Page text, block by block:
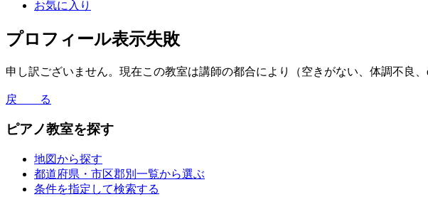
お気に入り
プロフィール表示失敗
申し訳ございません。現在この教室は講師の都合により（空きがない、体調不良
戻 る
ピアノ教室を探す
地図から探す
都道府県・市区郡別一覧から選ぶ
条件を指定して検索する